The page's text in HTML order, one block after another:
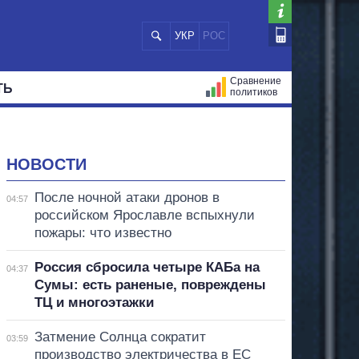
УКР РОС
Сравнение
политиков
НОВОСТИ
04:57
После ночной атаки дронов в
российском Ярославле вспыхнули
пожары: что известно
04:37
Россия сбросила четыре КАБа на
Сумы: есть раненые, повреждены
ТЦ и многоэтажки
03:59
Затмение Солнца сократит
производство электричества в ЕС